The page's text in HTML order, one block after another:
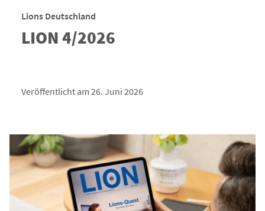
Lions Deutschland
LION 4/2026
Veröffentlicht am 26. Juni 2026